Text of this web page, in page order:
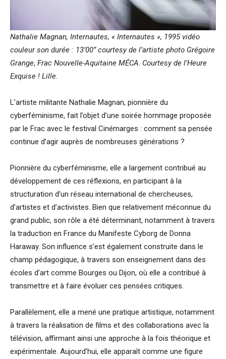
Nathalie Magnan, Internautes, « Internautes », 1995 vidéo
couleur son durée : 13’00” courtesy de l’artiste photo Grégoire
Grange, Frac Nouvelle-Aquitaine MÉCA. Courtesy de l’Heure
Exquise ! Lille.
L’artiste militante Nathalie Magnan, pionnière du
cyberféminisme, fait l’objet d’une soirée hommage proposée
par le Frac avec le festival Cinémarges : comment sa pensée
continue d’agir auprès de nombreuses générations ?
Pionnière du cyberféminisme, elle a largement contribué au
développement de ces réflexions, en participant à la
structuration d’un réseau international de chercheuses,
d’artistes et d’activistes. Bien que relativement méconnue du
grand public, son rôle a été déterminant, notamment à travers
la traduction en France du Manifeste Cyborg de Donna
Haraway. Son influence s’est également construite dans le
champ pédagogique, à travers son enseignement dans des
écoles d’art comme Bourges ou Dijon, où elle a contribué à
transmettre et à faire évoluer ces pensées critiques.
Parallèlement, elle a mené une pratique artistique, notamment
à travers la réalisation de films et des collaborations avec la
télévision, affirmant ainsi une approche à la fois théorique et
expérimentale. Aujourd’hui, elle apparaît comme une figure